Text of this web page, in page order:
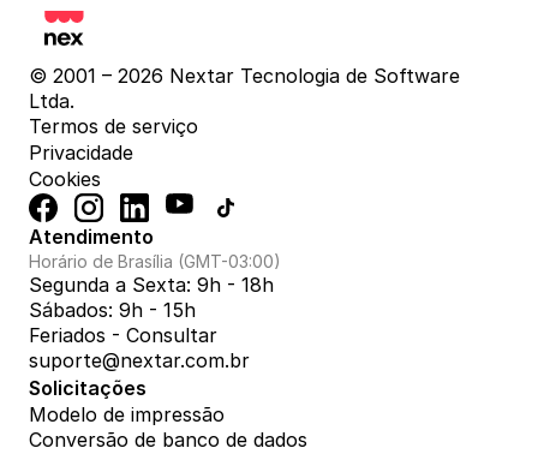
© 2001 – 2026 Nextar Tecnologia de Software
Ltda.
Termos de serviço
Privacidade
Cookies
Atendimento
Horário de Brasília (GMT-03:00)
Segunda a Sexta: 9h - 18h
Sábados: 9h - 15h
Feriados - Consultar
suporte@nextar.com.br
Solicitações
Modelo de impressão
Conversão de banco de dados